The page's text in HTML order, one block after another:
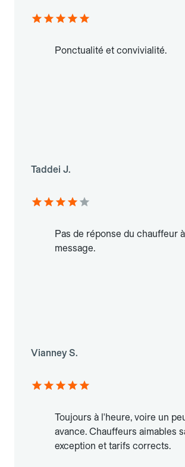
Ponctualité et convivialité.
Taddei J.
Pas de réponse du chauffeur
message.
Vianney S.
Toujours à l'heure, voire un
avance. Chauffeurs aimables
exception et tarifs corrects.